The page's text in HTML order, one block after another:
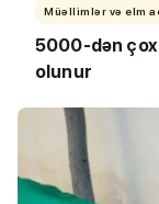
Müəllimlər və elm
5000-dən çox
olunur